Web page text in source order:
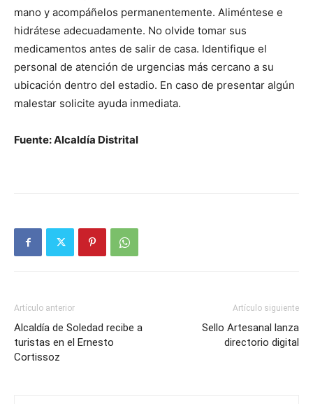
mano y acompáñelos permanentemente. Aliméntese e
hidrátese adecuadamente. No olvide tomar sus
medicamentos antes de salir de casa. Identifique el
personal de atención de urgencias más cercano a su
ubicación dentro del estadio. En caso de presentar algún
malestar solicite ayuda inmediata.
Fuente: Alcaldía Distrital
Artículo anterior
Alcaldía de Soledad recibe a
turistas en el Ernesto
Cortissoz
Artículo siguiente
Sello Artesanal lanza
directorio digital